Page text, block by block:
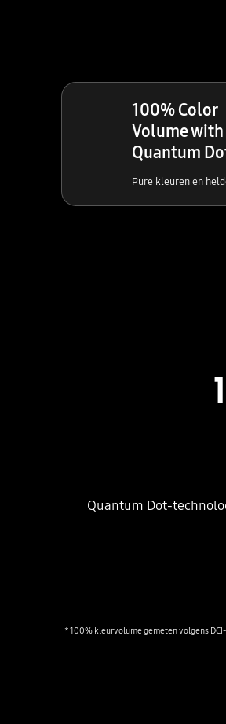
100% Color
Volume with
Quantum
Pure kleuren en
Quantum Dot-
* 100% kleurvolume gemeten volgens